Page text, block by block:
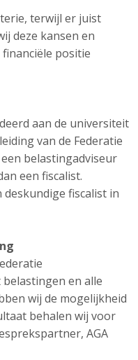
terwijl er juist
deze kansen en
positie
aan de universiteit
van de Federatie
belastingadviseur
een fiscalist.
fiscalist in
en alle
wij de mogelijkheid
behalen wij voor
AGA